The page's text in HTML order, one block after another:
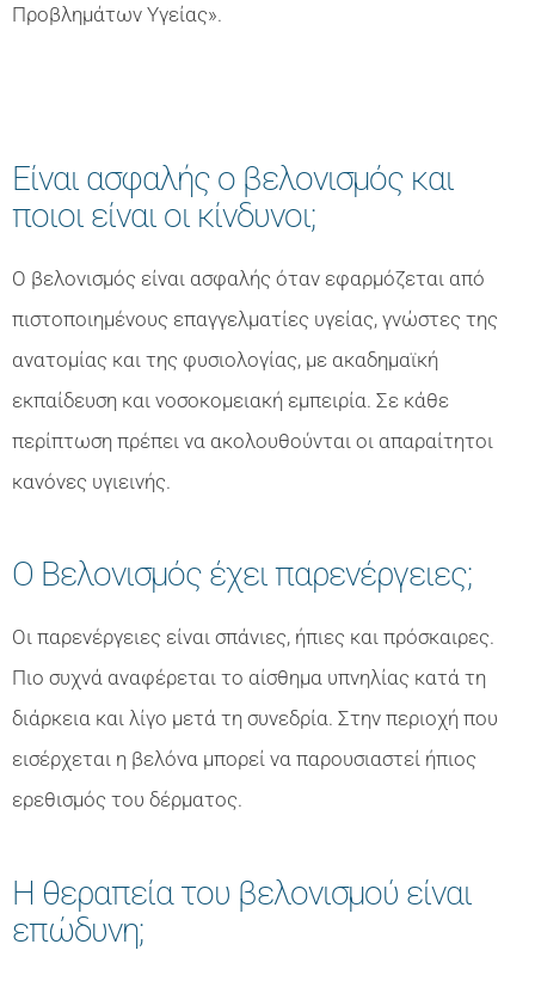
Προβλημάτων Υγείας».
Είναι ασφαλής ο βελονισμός και
ποιοι είναι οι κίνδυνοι;
Ο βελονισμός είναι ασφαλής όταν εφαρμόζεται από
πιστοποιημένους επαγγελματίες υγείας, γνώστες της
ανατομίας και της φυσιολογίας, με ακαδημαϊκή
εκπαίδευση και νοσοκομειακή εμπειρία. Σε κάθε
περίπτωση πρέπει να ακολουθούνται οι απαραίτητοι
κανόνες υγιεινής.
Ο Βελονισμός έχει παρενέργειες;
Οι παρενέργειες είναι σπάνιες, ήπιες και πρόσκαιρες.
Πιο συχνά αναφέρεται το αίσθημα υπνηλίας κατά τη
διάρκεια και λίγο μετά τη συνεδρία. Στην περιοχή που
εισέρχεται η βελόνα μπορεί να παρουσιαστεί ήπιος
ερεθισμός του δέρματος.
Η θεραπεία του βελονισμού είναι
επώδυνη;